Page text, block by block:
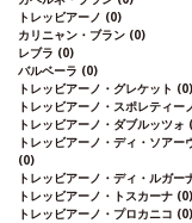
トレッビアーノ (0)
カリニャン・ブラン (0)
レブラ (0)
バルベーラ (0)
トレッビアーノ・グレケット (0)
トレッビアーノ・スポレティー
トレッビアーノ・ダブルッツォ
トレッビアーノ・ディ・ソアー
(0)
トレッビアーノ・ディ・ルガー
トレッビアーノ・トスカーナ (0)
トレッビアーノ・プロカニコ (0)